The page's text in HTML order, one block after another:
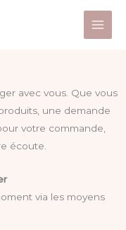
avec vous. Que vous
une demande
votre commande,
écoute.
via les moyens